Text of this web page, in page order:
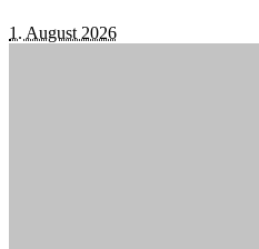
1. August 2026